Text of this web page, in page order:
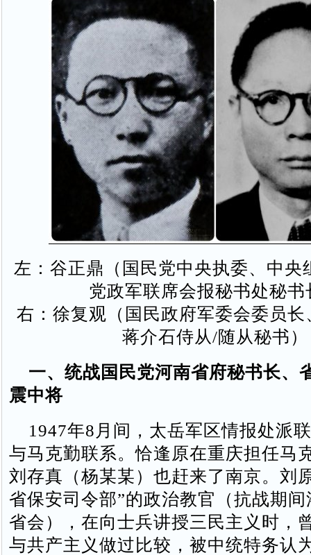
左：谷正鼎（国民党中央执委、中央
党政军联席会报秘书处秘书
右：徐复观（国民政府军委会委员长
蒋介石侍从/随从秘书）
一、统战国民党河南省府秘书长、
震中将
1947年8月间，太岳军区情报处派
与马克勤联系。恰逢原在重庆担任马
刘存真（杨某某）也赶来了南京。刘
省保安司令部”的政治教官（抗战期
省会），在向士兵讲授三民主义时，
与共产主义做过比较，被中统特务认